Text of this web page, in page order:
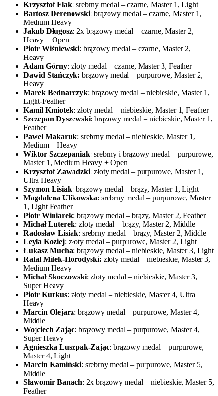
Krzysztof Flak: srebrny medal – czarne, Master 1, Light
Bartosz Derenowski: brązowy medal – czarne, Master 1,
Medium Heavy
Jakub Długosz: 2x brązowy medal – czarne, Master 2,
Heavy + Open
Piotr Wiśniewski: brązowy medal – czarne, Master 2,
Heavy
Adam Górny: złoty medal – czarne, Master 3, Feather
Dawid Stańczyk: brązowy medal – purpurowe, Master 2,
Heavy
Marek Bednarczyk: brązowy medal – niebieskie, Master 1,
Light-Feather
Kamil Kmiotek: złoty medal – niebieskie, Master 1, Feather
Szczepan Dyszewski: brązowy medal – niebieskie, Master 1,
Feather
Paweł Makaruk: srebrny medal – niebieskie, Master 1,
Medium – Heavy
Wiktor Szczepaniak: srebrny i brązowy medal – purpurowe,
Master 1, Medium Heavy + Open
Krzysztof Zawadzki: złoty medal – purpurowe, Master 1,
Ultra Heavy
Szymon Lisiak: brązowy medal – brązy, Master 1, Light
Magdalena Ulikowska: srebrny medal – purpurowe, Master
1, Light Feather
Piotr Winiarek: brązowy medal – brązy, Master 2, Feather
Michał Luterek: złoty medal – brązy, Master 2, Middle
Radosław Lisiak: srebrny medal – brązy, Master 2, Middle
Leyla Koziej: złoty medal – purpurowe, Master 2, Light
Łukasz Mucha: brązowy medal – niebieskie, Master 3, Light
Rafal Milek-Horodyski: złoty medal – niebieskie, Master 3,
Medium Heavy
Michał Skoczowski: złoty medal – niebieskie, Master 3,
Super Heavy
Piotr Kurkus: złoty medal – niebieskie, Master 4, Ultra
Heavy
Marcin Olejarz: brązowy medal – purpurowe, Master 4,
Middle
Wojciech Zając: brązowy medal – purpurowe, Master 4,
Super Heavy
Agnieszka Luszpak-Zając: brązowy medal – purpurowe,
Master 4, Light
Marcin Kamiński: srebrny medal – purpurowe, Master 5,
Middle
Sławomir Banach: 2x brązowy medal – niebieskie, Master 5,
Feather